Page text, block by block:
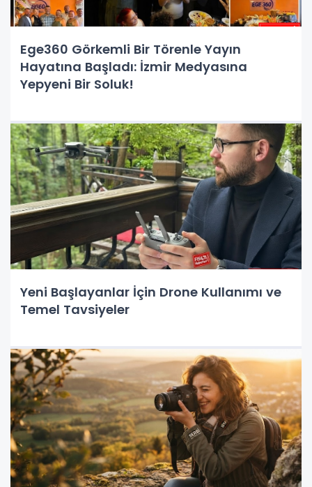
Ege360 Görkemli Bir Törenle Yayın
Hayatına Başladı: İzmir Medyasına
Yepyeni Bir Soluk!
Yeni Başlayanlar İçin Drone Kullanımı ve
Temel Tavsiyeler